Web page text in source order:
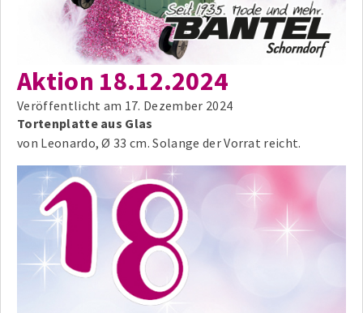
Aktion 18.12.2024
Veröffentlicht am 17. Dezember 2024
Tortenplatte aus Glas
von Leonardo, Ø 33 cm. Solange der Vorrat reicht.